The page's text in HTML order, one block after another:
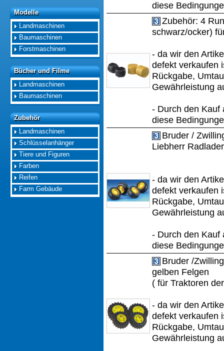
Modelle
Modelle
Landmaschinen
Baumaschinen
Forstmaschinen
Bücher und Filme
Bücher und Filme
Landmaschinen
Baumaschinen
Zubehör
Zubehör
Landmaschinen
Schlüsselanhänger
Tiere und Figuren
Farben
Reifen
Farm Gebäude
diese
Zubehör: 4
schwarz/ocker)
- da wir den
defekt verkaufen
Rückgabe,
Gewährleistung
- Durch den Kauf
diese
Bruder /
Liebherr
- da wir den
defekt verkaufen
Rückgabe,
Gewährleistung
- Durch den Kauf
diese
Bruder /
gelben Felgen
( für Traktoren
- da wir den
defekt verkaufen
Rückgabe,
Gewährleistung